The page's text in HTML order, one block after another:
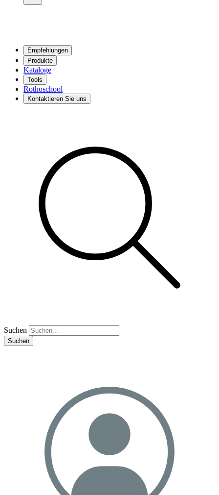
Empfehlungen
Produkte
Kataloge
Tools
Rothoschool
Kontaktieren Sie uns
Suchen
Suchen